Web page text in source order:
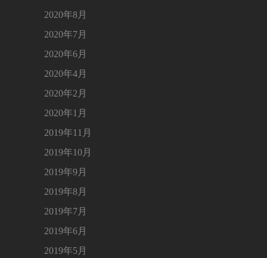
2020年8月
2020年7月
2020年6月
2020年4月
2020年2月
2020年1月
2019年11月
2019年10月
2019年9月
2019年8月
2019年7月
2019年6月
2019年5月